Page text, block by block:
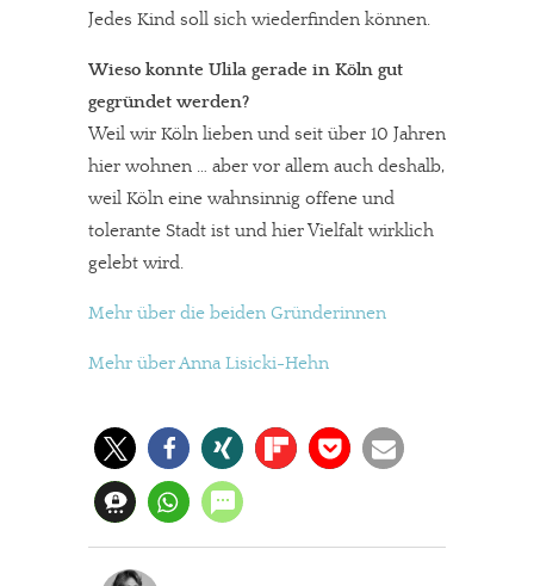
Dir gefällt unsere Arbeit?
Werbung. Beide Einnahmequellen sind in den letzten Monaten
stark zurückgegangen.
Solltest Du unsere unabhängige Berichterstattung schätzen,
kannst Du uns mit einer kleinen Spende unterstützen.
Paypal - danke@meinesuedstadt.de
JETZT SPENDEN Schon erledigt!
Jedes Kind soll sich wiederfinden können.
Wieso konnte Ulila gerade in Köln gut
gegründet werden?
Weil wir Köln lieben und seit über 10 Jahren
hier wohnen … aber vor allem auch deshalb,
weil Köln eine wahnsinnig offene und
tolerante Stadt ist und hier Vielfalt wirklich
gelebt wird.
Mehr über die beiden Gründerinnen
Mehr über Anna Lisicki-Hehn